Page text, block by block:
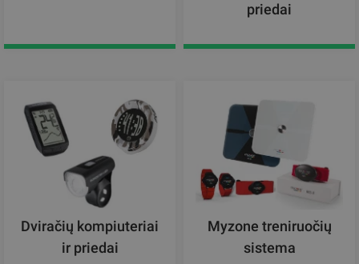
priedai
Dviračių kompiuteriai
ir priedai
Myzone treniruočių
sistema